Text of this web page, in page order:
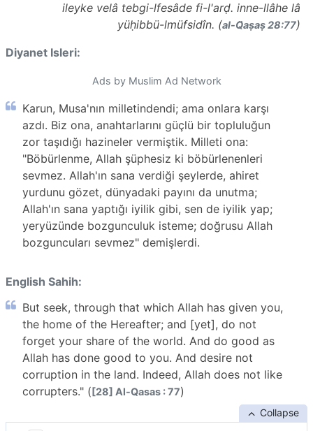
ileyke velâ tebgi-lfesâde fi-l'arḍ. inne-llâhe lâ
yüḥibbü-lmüfsidîn. (al-Q̈aṣaṣ 28:77)
Diyanet Isleri:
Ads by Muslim Ad Network
Karun, Musa'nın milletindendi; ama onlara karşı
azdı. Biz ona, anahtarlarını güçlü bir topluluğun
zor taşıdığı hazineler vermiştik. Milleti ona:
"Böbürlenme, Allah şüphesiz ki böbürlenenleri
sevmez. Allah'ın sana verdiği şeylerde, ahiret
yurdunu gözet, dünyadaki payını da unutma;
Allah'ın sana yaptığı iyilik gibi, sen de iyilik yap;
yeryüzünde bozgunculuk isteme; doğrusu Allah
bozguncuları sevmez" demişlerdi.
English Sahih:
But seek, through that which Allah has given you,
the home of the Hereafter; and [yet], do not
forget your share of the world. And do good as
Allah has done good to you. And desire not
corruption in the land. Indeed, Allah does not like
corrupters." ([28] Al-Qasas : 77)
Collapse